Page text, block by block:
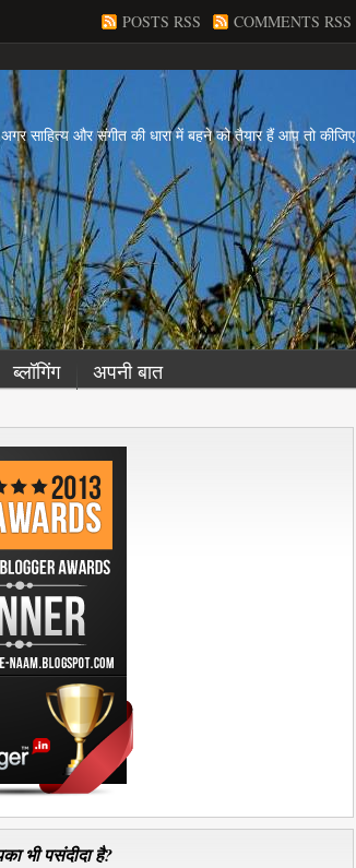
POSTS RSS COMMENTS RSS
साहित्य और संगीत की धारा में बहने को तैयार हैं आप तो कीजिए
ब्लॉगिंग अपनी बात
भी पसंदीदा है?